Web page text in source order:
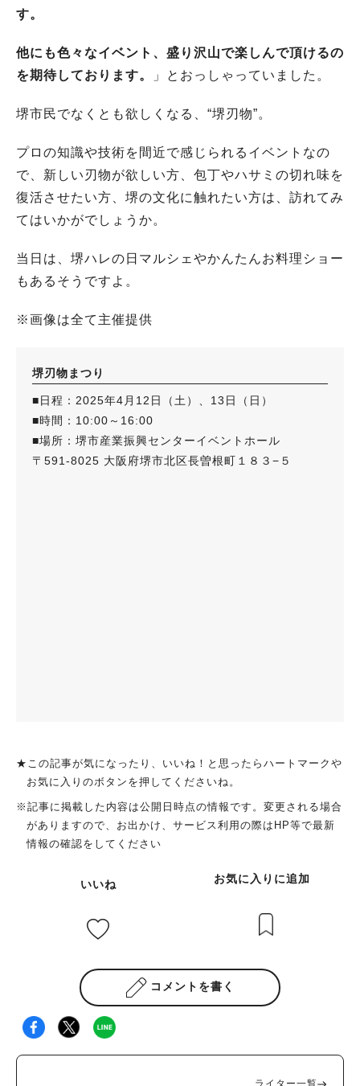
す。
他にも色々なイベント、盛り沢山で楽しんで頂けるの
を期待しております。
」とおっしゃっていました。
堺市民でなくとも欲しくなる、“堺刃物”。
プロの知識や技術を間近で感じられるイベントなの
で、新しい刃物が欲しい方、包丁やハサミの切れ味を
復活させたい方、堺の文化に触れたい方は、訪れてみ
てはいかがでしょうか。
当日は、堺ハレの日マルシェやかんたんお料理ショー
もあるそうですよ。
※画像は全て主催提供
堺刃物まつり
■日程：2025年4月12日（土）、13日（日）
■時間：10:00～16:00
■場所：堺市産業振興センターイベントホール
〒591-8025 大阪府堺市北区長曽根町１８３−５
★この記事が気になったり、いいね！と思ったらハートマークや
お気に入りのボタンを押してくださいね。
※記事に掲載した内容は公開日時点の情報です。変更される場合
がありますので、お出かけ、サービス利用の際はHP等で最新
情報の確認をしてください
いいね お気に入りに追加
コメントを書く
ライター一覧